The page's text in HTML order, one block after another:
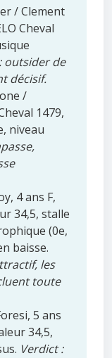
/ Clement
Cheval
outsider de
décisif.
/
1479,
niveau
4 ans F,
34,5, stalle
(0e,
baisse.
les
toute
5 ans
34,5,
Verdict :